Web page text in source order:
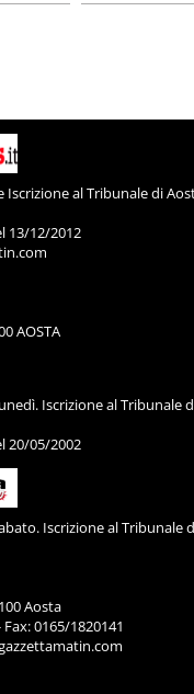
al Tribunale di
13/12/2012
AOSTA
Iscrizione al Tribunale
20/05/2002
Iscrizione al Tribunale
Aosta
0165/1820141